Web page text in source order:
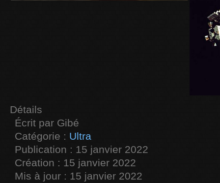
Détails
Écrit par Gibé
Catégorie : Ultra
Publication : 15 janvier 2022
Création : 15 janvier 2022
Mis à jour : 15 janvier 2022